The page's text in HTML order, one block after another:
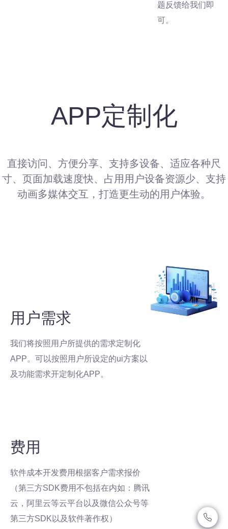
题反馈给我们即
可。
APP定制化
直接访问、方便分享、支持多设备、适应各种尺
寸、页面加载速度快、占用用户设备资源少、支持
动画多媒体交互，打造更生动的用户体验。
用户需求
我们将按照用户所提供的需求定制化
APP。可以按照用户所设定的ui方案以
及功能需求开定制化APP。
费用
软件成本开发费用根据客户需求报价
（第三方SDK费用不包括在内如：腾讯
云，阿里云等云平台以及微信公众号等
第三方SDK以及软件著作权）